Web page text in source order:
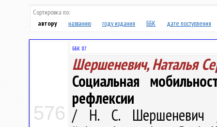
Сортировка по:
автору
названию году издания ББК дате поступления
576
ББК 87.
Шершеневич, Наталья
Социальная
рефлексии
/ Н. С. Шершеневич //